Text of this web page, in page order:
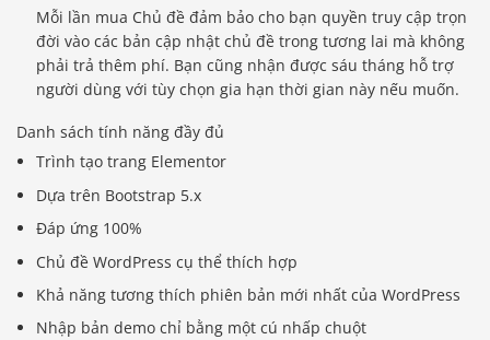
Mỗi lần mua Chủ đề đảm bảo cho bạn quyền truy cập trọn
đời vào các bản cập nhật chủ đề trong tương lai mà không
phải trả thêm phí. Bạn cũng nhận được sáu tháng hỗ trợ
người dùng với tùy chọn gia hạn thời gian này nếu muốn.
Danh sách tính năng đầy đủ
Trình tạo trang Elementor
Dựa trên Bootstrap 5.x
Đáp ứng 100%
Chủ đề WordPress cụ thể thích hợp
Khả năng tương thích phiên bản mới nhất của WordPress
Nhập bản demo chỉ bằng một cú nhấp chuột